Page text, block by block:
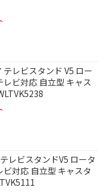
レビスタンド V5 ロー
ビ対応 自立型 キャス
レビスタンドV5 ロータ
対応 自立型 キャスタ